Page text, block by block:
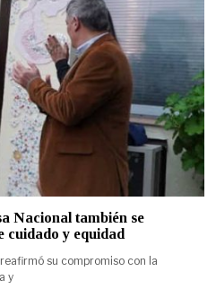
Nacional también se
cuidado y equidad
su compromiso con la
y